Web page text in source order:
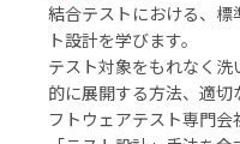
結合テストにおける、
ト設計を学びます。
テスト対象をもれなく
的に展開する方法、適
フトウェアテスト専門